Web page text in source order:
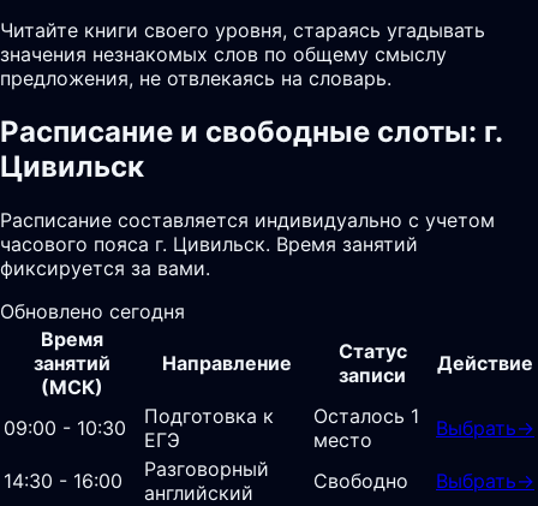
Читайте книги своего уровня, стараясь угадывать
значения незнакомых слов по общему смыслу
предложения, не отвлекаясь на словарь.
Расписание и свободные слоты: г.
Цивильск
Расписание составляется индивидуально с учетом
часового пояса г. Цивильск. Время занятий
фиксируется за вами.
Обновлено сегодня
Время
занятий
(МСК)
Направление
Статус
записи
Действие
09:00 - 10:30
Подготовка к
ЕГЭ
Осталось 1
место
Выбрать→
14:30 - 16:00
Разговорный
английский
Свободно Выбрать→